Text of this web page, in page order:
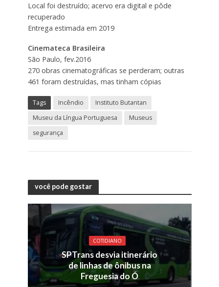
Local foi destruído; acervo era digital e pôde
recuperado
Entrega estimada em 2019
Cinemateca Brasileira
São Paulo, fev.2016
270 obras cinematográficas se perderam; outras
461 foram destruídas, mas tinham cópias
Tags Incêndio
Instituto Butantan
Museu da Língua Portuguesa
Museus
segurança
você pode gostar
COTIDIANO
SPTrans desvia itinerário
de linhas de ônibus na
Freguesia do Ó